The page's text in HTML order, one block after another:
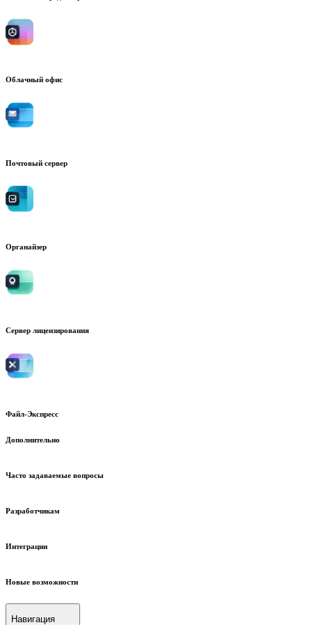
Облачный офис
Почтовый сервер
Органайзер
Сервер лицензирования
Файл-Экспресс
Дополнительно
Часто задаваемые вопросы
Разработчикам
Интеграции
Новые возможности
Навигация